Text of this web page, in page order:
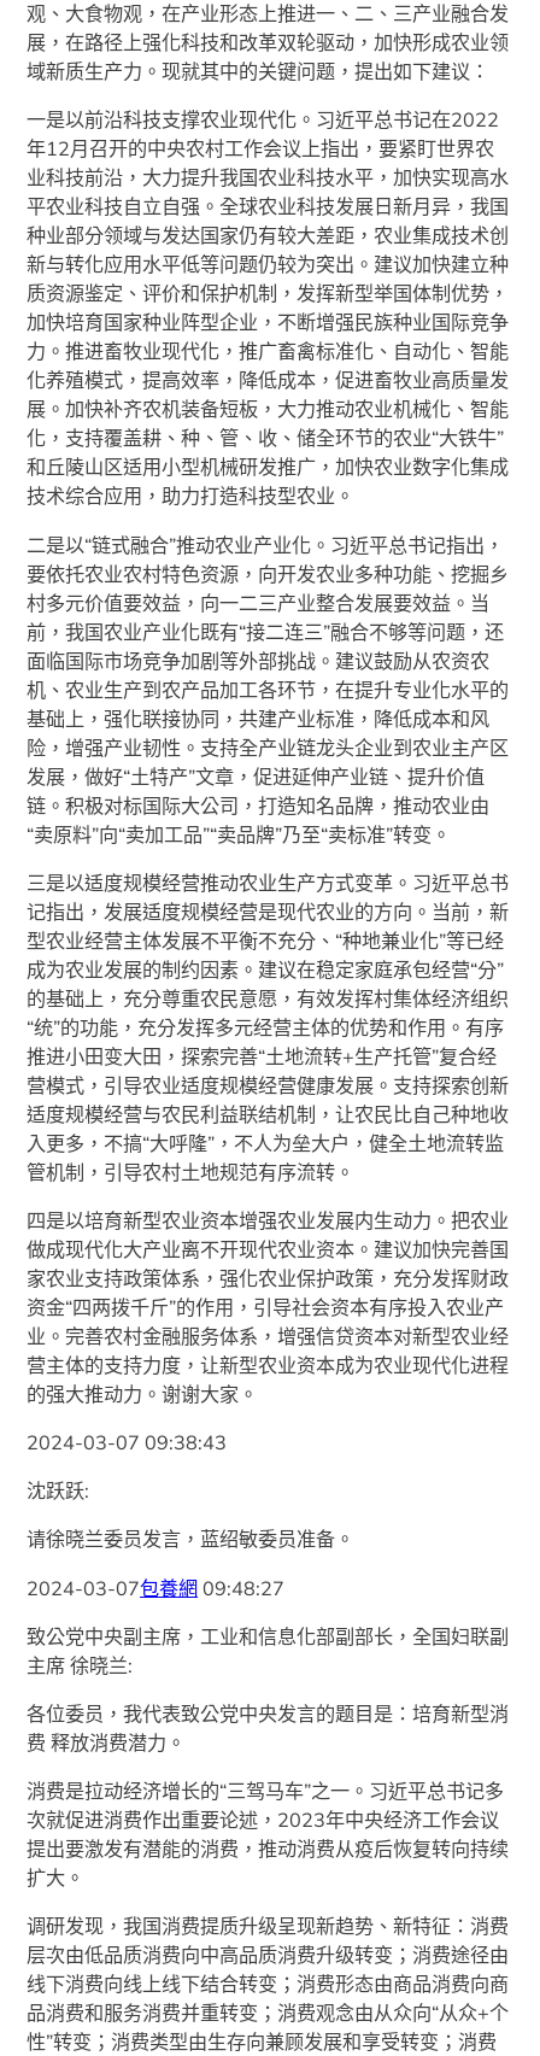
观、大食物观，在产业形态上推进一、二、三产业融合发
展，在路径上强化科技和改革双轮驱动，加快形成农业领
域新质生产力。现就其中的关键问题，提出如下建议：
一是以前沿科技支撑农业现代化。习近平总书记在2022
年12月召开的中央农村工作会议上指出，要紧盯世界农
业科技前沿，大力提升我国农业科技水平，加快实现高水
平农业科技自立自强。全球农业科技发展日新月异，我国
种业部分领域与发达国家仍有较大差距，农业集成技术创
新与转化应用水平低等问题仍较为突出。建议加快建立种
质资源鉴定、评价和保护机制，发挥新型举国体制优势，
加快培育国家种业阵型企业，不断增强民族种业国际竞争
力。推进畜牧业现代化，推广畜禽标准化、自动化、智能
化养殖模式，提高效率，降低成本，促进畜牧业高质量发
展。加快补齐农机装备短板，大力推动农业机械化、智能
化，支持覆盖耕、种、管、收、储全环节的农业“大铁牛”
和丘陵山区适用小型机械研发推广，加快农业数字化集成
技术综合应用，助力打造科技型农业。
二是以“链式融合”推动农业产业化。习近平总书记指出，
要依托农业农村特色资源，向开发农业多种功能、挖掘乡
村多元价值要效益，向一二三产业整合发展要效益。当
前，我国农业产业化既有“接二连三”融合不够等问题，还
面临国际市场竞争加剧等外部挑战。建议鼓励从农资农
机、农业生产到农产品加工各环节，在提升专业化水平的
基础上，强化联接协同，共建产业标准，降低成本和风
险，增强产业韧性。支持全产业链龙头企业到农业主产区
发展，做好“土特产”文章，促进延伸产业链、提升价值
链。积极对标国际大公司，打造知名品牌，推动农业由
“卖原料”向“卖加工品”“卖品牌”乃至“卖标准”转变。
三是以适度规模经营推动农业生产方式变革。习近平总书
记指出，发展适度规模经营是现代农业的方向。当前，新
型农业经营主体发展不平衡不充分、“种地兼业化”等已经
成为农业发展的制约因素。建议在稳定家庭承包经营“分”
的基础上，充分尊重农民意愿，有效发挥村集体经济组织
“统”的功能，充分发挥多元经营主体的优势和作用。有序
推进小田变大田，探索完善“土地流转+生产托管”复合经
营模式，引导农业适度规模经营健康发展。支持探索创新
适度规模经营与农民利益联结机制，让农民比自己种地收
入更多，不搞“大呼隆”，不人为垒大户，健全土地流转监
管机制，引导农村土地规范有序流转。
四是以培育新型农业资本增强农业发展内生动力。把农业
做成现代化大产业离不开现代农业资本。建议加快完善国
家农业支持政策体系，强化农业保护政策，充分发挥财政
资金“四两拨千斤”的作用，引导社会资本有序投入农业产
业。完善农村金融服务体系，增强信贷资本对新型农业经
营主体的支持力度，让新型农业资本成为农业现代化进程
的强大推动力。谢谢大家。
2024-03-07 09:38:43
沈跃跃:
请徐晓兰委员发言，蓝绍敏委员准备。
2024-03-07包養網 09:48:27
致公党中央副主席，工业和信息化部副部长，全国妇联副
主席 徐晓兰:
各位委员，我代表致公党中央发言的题目是：培育新型消
费 释放消费潜力。
消费是拉动经济增长的“三驾马车”之一。习近平总书记多
次就促进消费作出重要论述，2023年中央经济工作会议
提出要激发有潜能的消费，推动消费从疫后恢复转向持续
扩大。
调研发现，我国消费提质升级呈现新趋势、新特征：消费
层次由低品质消费向中高品质消费升级转变；消费途径由
线下消费向线上线下结合转变；消费形态由商品消费向商
品消费和服务消费并重转变；消费观念由从众向“从众+个
性”转变；消费类型由生存向兼顾发展和享受转变；消费